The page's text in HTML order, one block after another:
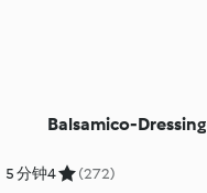
5 分钟
Balsamico-Dressing
4 (272)